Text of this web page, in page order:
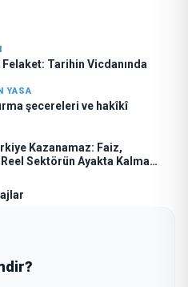
Felaket: Tarihin Vicdanında
YASA
şecereleri ve hakîkî
Kazanamaz: Faiz,
Sektörün Ayakta Kalma